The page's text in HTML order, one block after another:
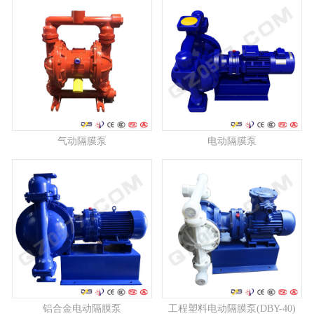
气动隔膜泵 电动隔膜泵
铝合金电动隔膜泵 工程塑料电动隔膜泵(DBY-40)